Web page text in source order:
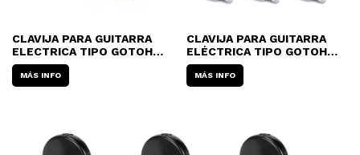
CLAVIJA PARA GUITARRA
ELECTRICA TIPO GOTOH
MR. SHIMURA 333C-P4B 6
LINEA
MÁS INFO
CLAVIJA PARA GUITARRA
ELÉCTRICA TIPO GOTOH
MR SHIMURA 333C-M11 6
LINEA (POR UNIDAD)
MÁS INFO